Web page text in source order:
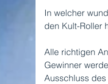
In welcher
den Kult-Roller
Alle richtigen
Gewinner
Ausschluss